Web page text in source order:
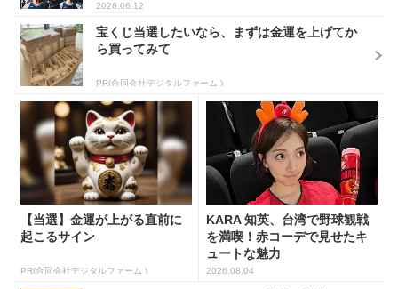
2026.06.12
宝くじ当選したいなら、まずは金運を上げてか
ら買ってみて
PR(合同会社デジタルファーム )
【当選】金運が上がる直前に
起こるサイン
PR(合同会社デジタルファーム )
KARA 知英、台湾で野球観戦
を満喫！赤コーデで見せたキ
ュートな魅力
2026.08.04